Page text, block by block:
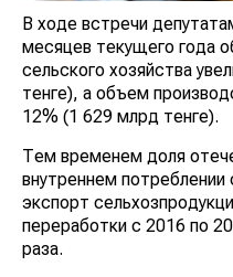
В ходе встречи
месяцев текущего года
сельского хозяйства
тенге), а объем
12% (1 629 млрд тенге).
Тем временем доля
внутреннем
экспорт
переработки с 2016 по
раза.